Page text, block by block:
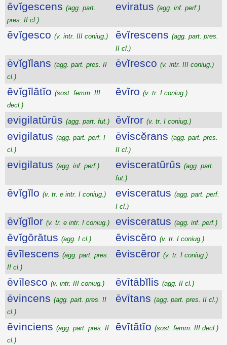
ēvĭgescens (agg. part.
pres. II cl.)
eviratus (agg. inf. perf.)
ēvĭgesco (v. intr. III coniug.) ēvĭrescens (agg. part. pres.
II cl.)
ēvĭgĭlans (agg. part. pres. II
cl.)
ēvĭresco (v. intr. III coniug.)
ēvĭgĭlātĭo (sost. femm. III
decl.)
ēvĭro (v. tr. I coniug.)
evigilatūrūs (agg. part. fut.) ēvĭror (v. tr. I coniug.)
evigilatus (agg. part. perf. I
cl.)
ēviscĕrans (agg. part. pres.
II cl.)
evigilatus (agg. inf. perf.) evisceratūrūs (agg. part.
fut.)
ēvĭgĭlo (v. tr. e intr. I coniug.) evisceratus (agg. part. perf.
I cl.)
ēvĭgĭlor (v. tr. e intr. I coniug.) evisceratus (agg. inf. perf.)
ēvĭgōrātus (agg. I cl.) ēviscĕro (v. tr. I coniug.)
ēvīlescens (agg. part. pres.
II cl.)
ēviscĕror (v. tr. I coniug.)
ēvīlesco (v. intr. III coniug.) ēvītābĭlis (agg. II cl.)
ēvincens (agg. part. pres. II
cl.)
ēvītans (agg. part. pres. II cl.)
ēvinciens (agg. part. pres. II
cl.)
ēvītātĭo (sost. femm. III decl.)